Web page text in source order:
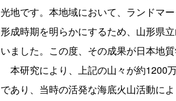
光地です。本地域において、ランドマ
形成時期を明らかにするため、山形県
いました。この度、その成果が日本地
本研究により、上記の山々が約1200
であり、当時の活発な海底火山活動に